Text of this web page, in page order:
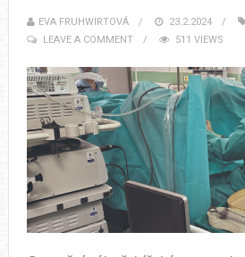
EVA FRUHWIRTOVÁ 23.2.2024
LEAVE A COMMENT
511 VIEWS